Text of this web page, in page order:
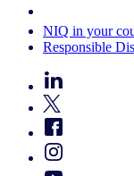
NIQ in your
Responsible